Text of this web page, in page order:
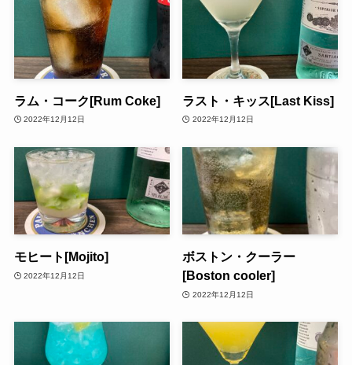
ラム・コーク[Rum Coke]
2022年12月12日
ラスト・キッス[Last Kiss]
2022年12月12日
モヒート[Mojito]
2022年12月12日
ボストン・クーラー
[Boston cooler]
2022年12月12日